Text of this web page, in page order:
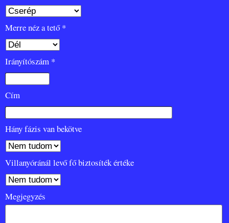
Merre néz a tető *
Irányítószám *
Cím
Hány fázis van bekötve
Villanyóránál levő fő biztosíték értéke
Megjegyzés